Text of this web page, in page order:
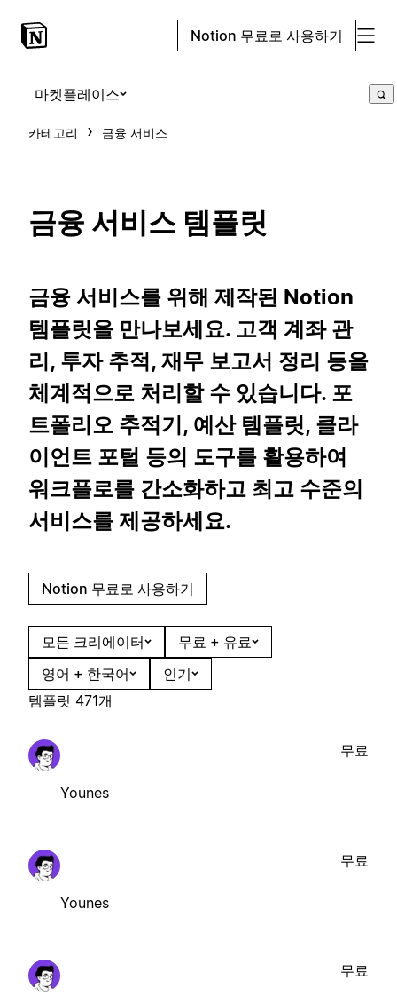
Notion 무료로 사용하기
마켓플레이스
카테고리 금융 서비스
금융 서비스 템플릿
금융 서비스를 위해 제작된 Notion
템플릿을 만나보세요. 고객 계좌 관
리, 투자 추적, 재무 보고서 정리 등을
체계적으로 처리할 수 있습니다. 포
트폴리오 추적기, 예산 템플릿, 클라
이언트 포털 등의 도구를 활용하여
워크플로를 간소화하고 최고 수준의
서비스를 제공하세요.
Notion 무료로 사용하기
모든 크리에이터
무료 + 유료
영어 + 한국어
인기
템플릿 471개
Younes
무료
Younes
무료
무료